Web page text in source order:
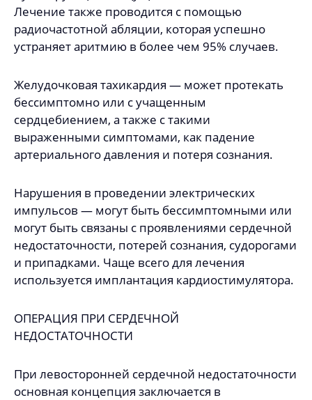
Лечение также проводится с помощью
радиочастотной абляции, которая успешно
устраняет аритмию в более чем 95% случаев.
Желудочковая тахикардия — может протекать
бессимптомно или с учащенным
сердцебиением, а также с такими
выраженными симптомами, как падение
артериального давления и потеря сознания.
Нарушения в проведении электрических
импульсов — могут быть бессимптомными или
могут быть связаны с проявлениями сердечной
недостаточности, потерей сознания, судорогами
и припадками. Чаще всего для лечения
используется имплантация кардиостимулятора.
ОПЕРАЦИЯ ПРИ СЕРДЕЧНОЙ
НЕДОСТАТОЧНОСТИ
При левосторонней сердечной недостаточности
основная концепция заключается в